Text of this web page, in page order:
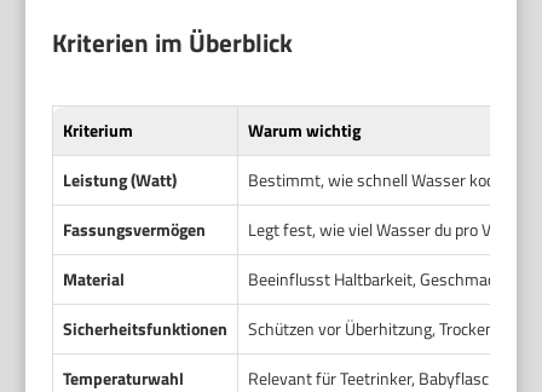
Kriterien im Überblick
Kriterium
Warum wichtig
Leistung (Watt)
Bestimmt, wie schnell Wasser kocht
Fassungsvermögen
Legt fest, wie viel Wasser du pro
Material
Beeinflusst Haltbarkeit, Geschmack und
Sicherheitsfunktionen
Schützen vor Überhitzung, Trockenlauf
Temperaturwahl
Relevant für Teetrinker, Babyflaschen